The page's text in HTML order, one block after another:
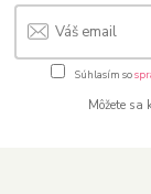
Súhlasím so
Môžete